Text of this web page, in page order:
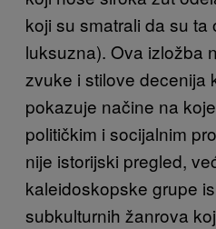
koji su smatrali da su ta
luksuzna). Ova izložba
zvuke i stilove decenija
pokazuje načine na
političkim i socijalnim
nije istorijski pregled,
kaleidoskopske grupe
subkulturnih žanrova